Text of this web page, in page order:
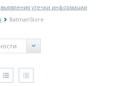
выявления утечки информации
BatmanStore